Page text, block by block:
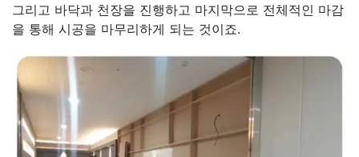
그리고 바닥과 천장을 진행하고 마지막으로 전체적인 마감
을 통해 시공을 마무리하게 되는 것이죠.